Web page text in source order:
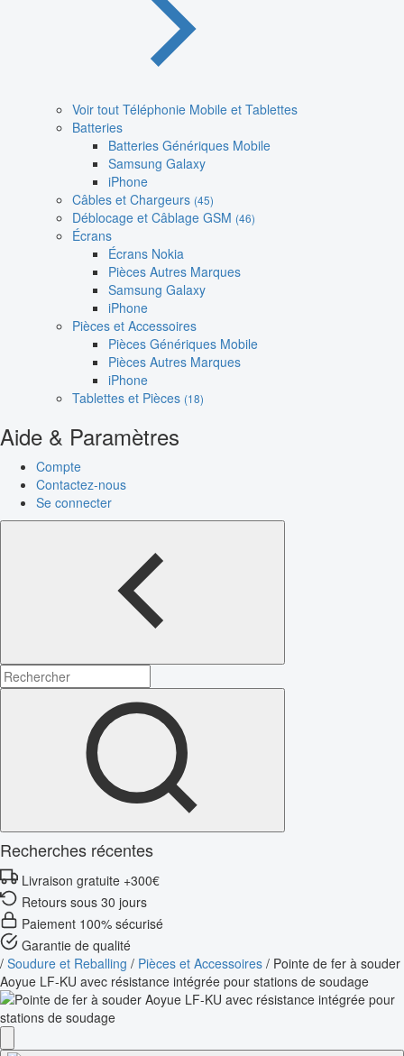
Voir tout Téléphonie Mobile et Tablettes
Batteries
Batteries Génériques Mobile
Samsung Galaxy
iPhone
Câbles et Chargeurs (45)
Déblocage et Câblage GSM (46)
Écrans
Écrans Nokia
Pièces Autres Marques
Samsung Galaxy
iPhone
Pièces et Accessoires
Pièces Génériques Mobile
Pièces Autres Marques
iPhone
Tablettes et Pièces (18)
Aide & Paramètres
Compte
Contactez-nous
Se connecter
Recherches récentes
Livraison gratuite +300€
Retours sous 30 jours
Paiement 100% sécurisé
Garantie de qualité
/ Soudure et Reballing / Pièces et Accessoires / Pointe de fer à souder
Aoyue LF-KU avec résistance intégrée pour stations de soudage